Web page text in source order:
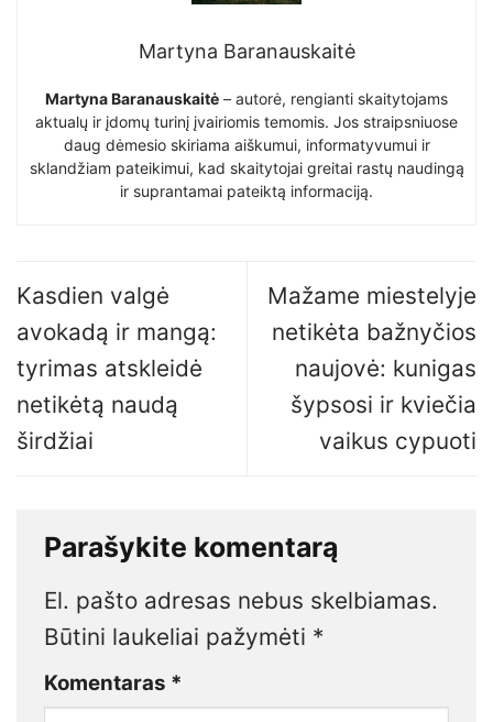
Martyna Baranauskaitė
Martyna Baranauskaitė – autorė, rengianti skaitytojams
aktualų ir įdomų turinį įvairiomis temomis. Jos straipsniuose
daug dėmesio skiriama aiškumui, informatyvumui ir
sklandžiam pateikimui, kad skaitytojai greitai rastų naudingą
ir suprantamai pateiktą informaciją.
Kasdien valgė
avokadą ir mangą:
tyrimas atskleidė
netikėtą naudą
širdžiai
Mažame miestelyje
netikėta bažnyčios
naujovė: kunigas
šypsosi ir kviečia
vaikus cypuoti
Parašykite komentarą
El. pašto adresas nebus skelbiamas.
Būtini laukeliai pažymėti *
Komentaras *